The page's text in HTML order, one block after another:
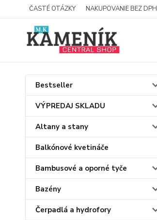
ČASTÉ OTÁZKY NAKUPOVANIE BEZ DPH
Bestseller
VÝPREDAJ SKLADU
Altany a stany
Balkónové kvetináče
Bambusové a oporné tyče
Bazény
Čerpadlá a hydrofory